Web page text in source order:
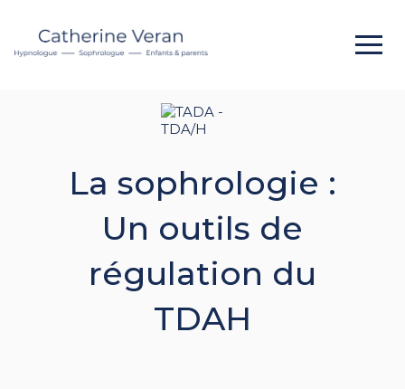
La sophrologie :
Un outils de
régulation du
TDAH